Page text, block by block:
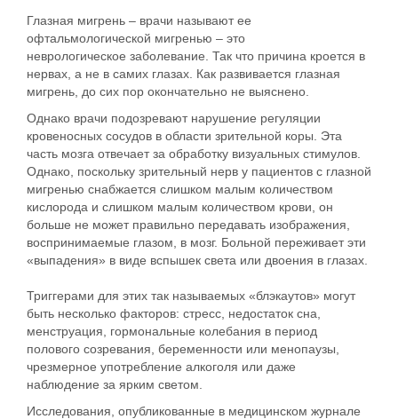
Глазная мигрень – врачи называютее
офтальмологической мигренью – это
неврологическое заболевание. Так что причина кроется в
нервах, а не в самих глазах. Как развивается глазная
мигрень, до сих пор окончательно не выяснено.
Однако врачи подозревают нарушение регуляции
кровеносных сосудов в области зрительной коры. Эта
часть мозга отвечает за обработку визуальных стимулов.
Однако, поскольку зрительный нерв у пациентов с глазной
мигренью снабжается слишком малым количеством
кислорода и слишком малым количеством крови, он
больше не может правильно передавать изображения,
воспринимаемые глазом, в мозг. Больной переживает эти
«выпадения» в виде вспышек света или двоения в глазах.
Триггерами для этих так называемых «блэкаутов» могут
быть несколько факторов: стресс, недостаток сна,
менструация, гормональные колебания в период
полового созревания, беременности или менопаузы,
чрезмерное употребление алкоголя или даже
наблюдение за ярким светом.
Исследования, опубликованные в медицинском журнале